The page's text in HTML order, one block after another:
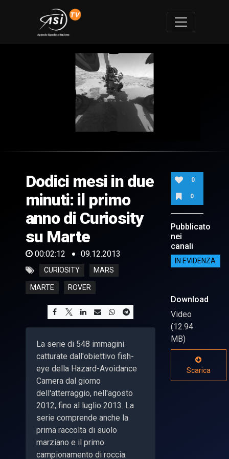
of
12
seconds
Dodici mesi in due
minuti: il primo
anno di Curiosity
su Marte
00:02:12 09.12.2013
CURIOSITY MARS
MARTE ROVER
La serie di 548 immagini
catturate dall'obiettivo fish-
eye della Hazard-Avoidance
Camera dal giorno
dell'atterraggio, nell'agosto
2012, fino al luglio 2013. La
serie comprende anche la
prima raccolta di suolo
marziano e il primo
campionamento di roccia.
0
0
Pubblicato
nei
canali
IN EVIDENZA
Download
Video
(12.94
MB)
Scarica